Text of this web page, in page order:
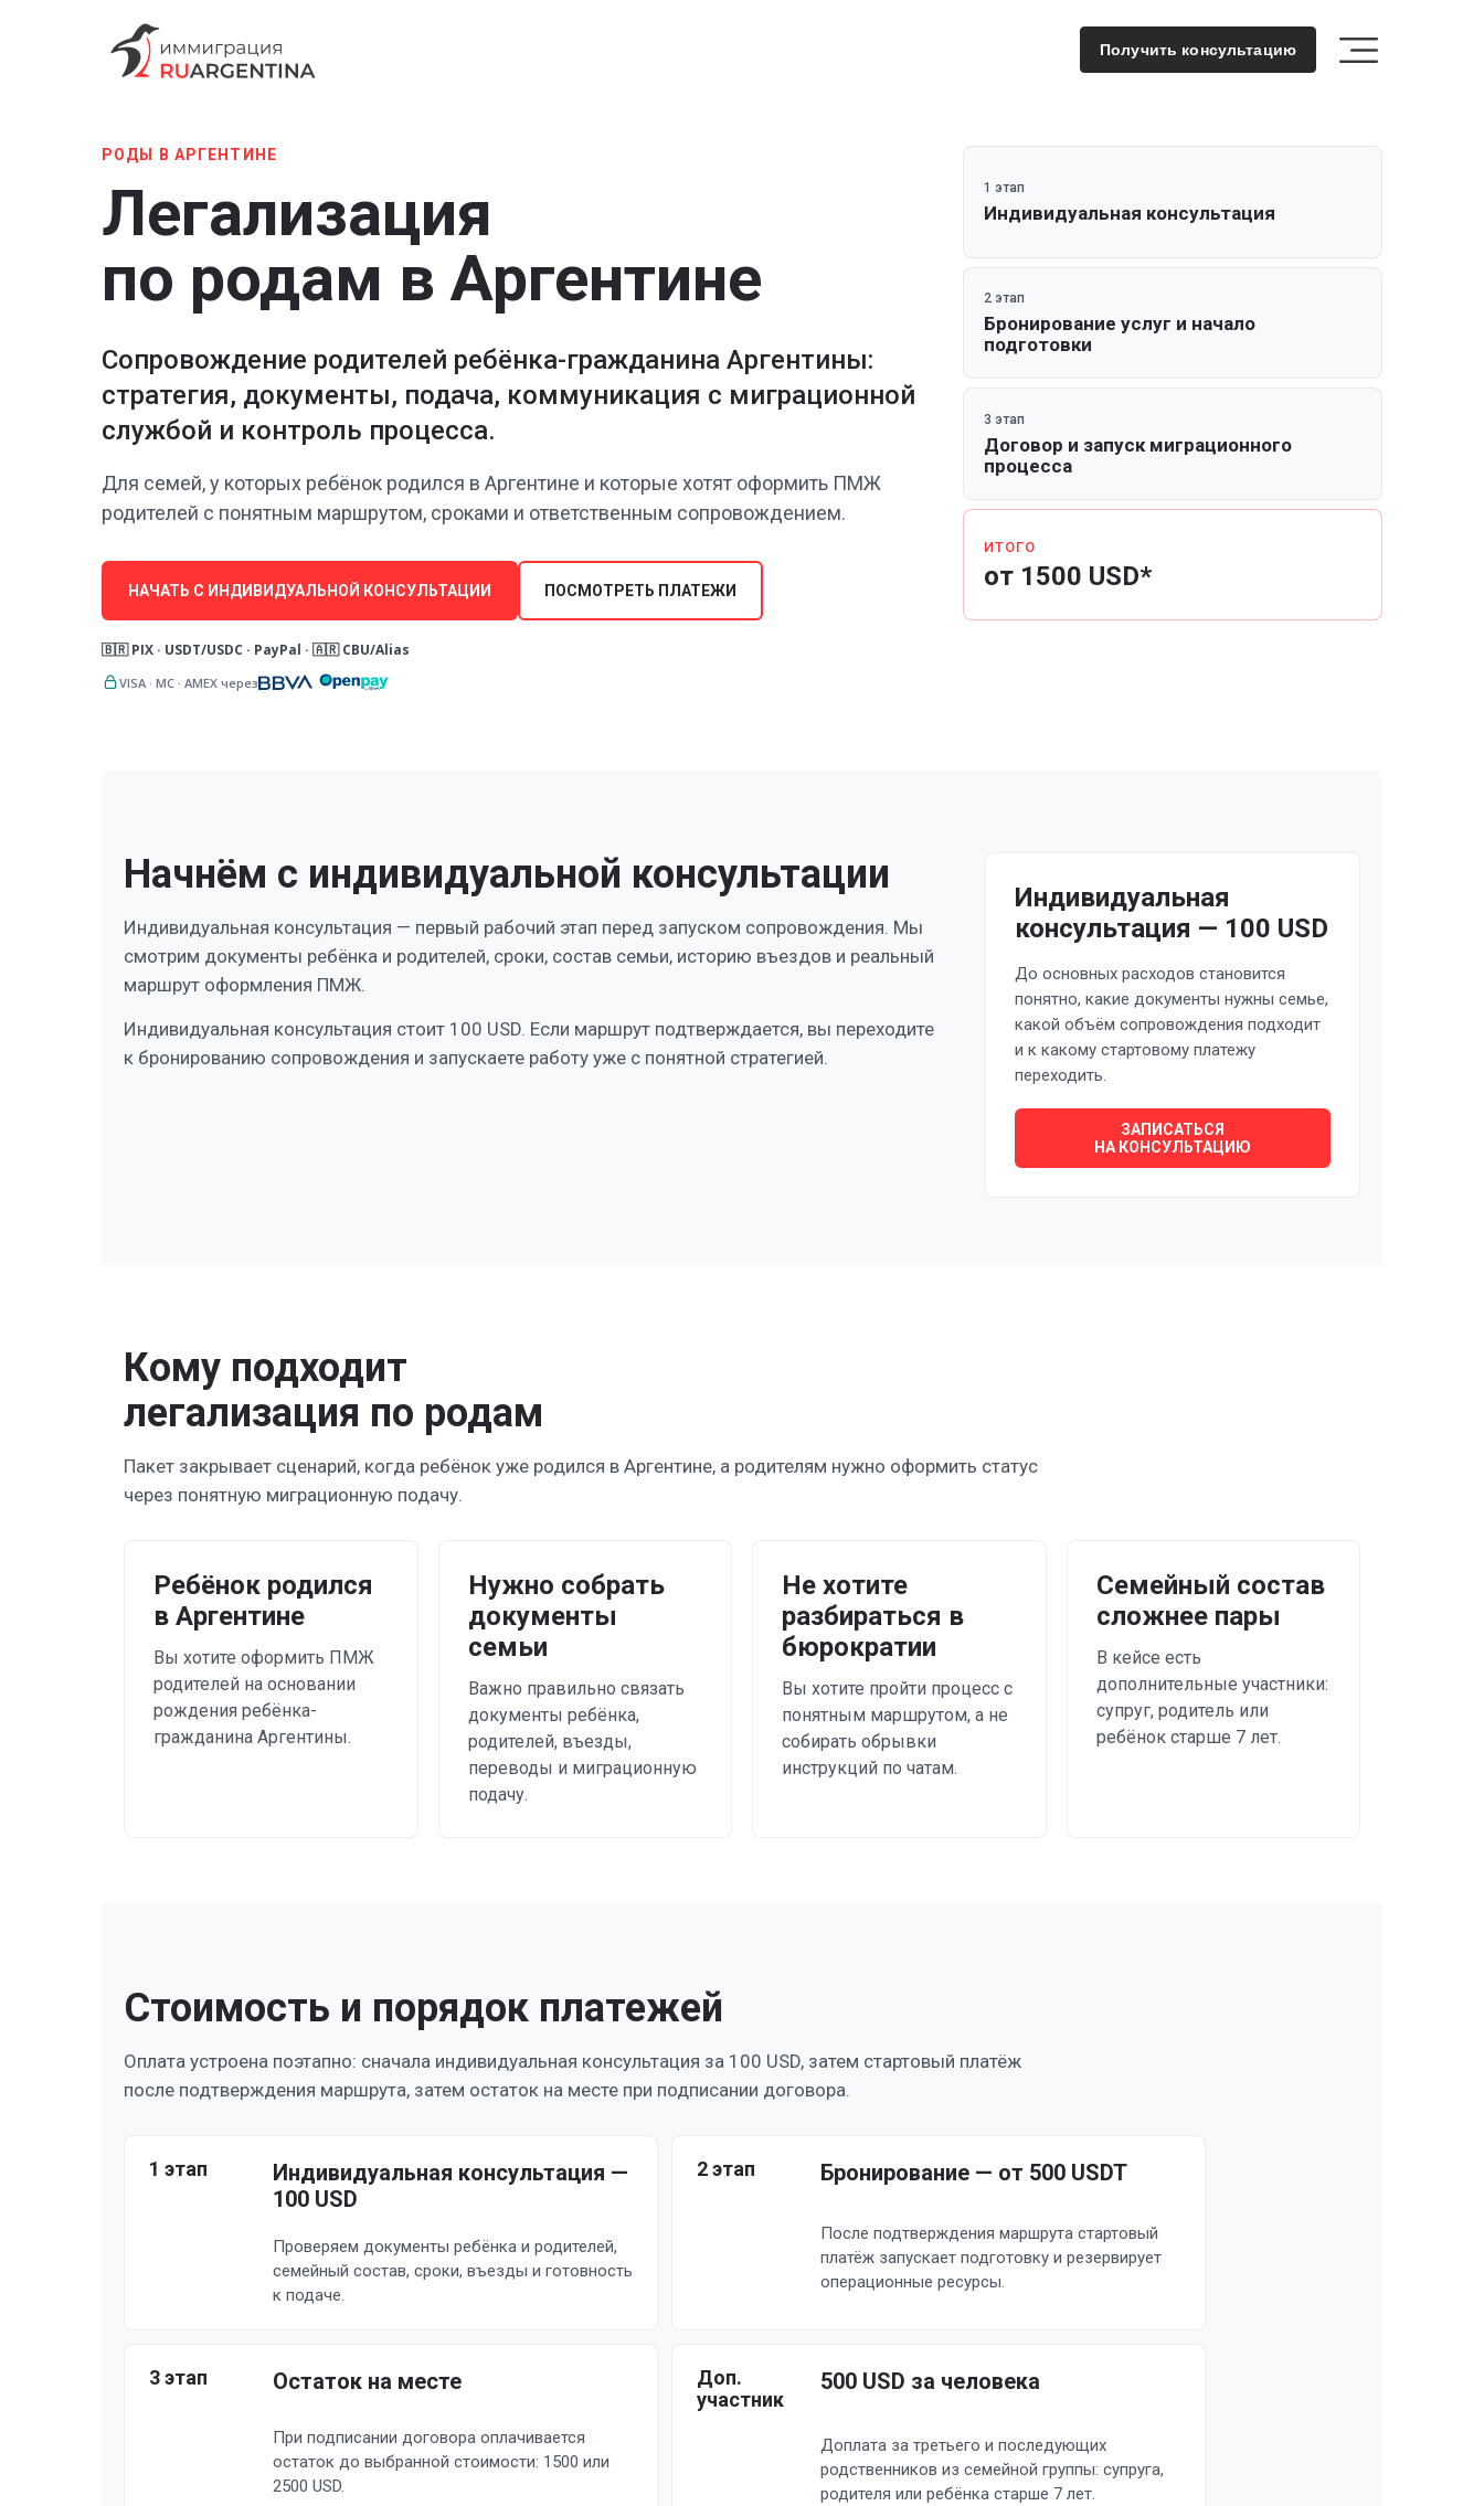
Получить консультацию
РОДЫ В АРГЕНТИНЕ
Легализация
по родам в Аргентине
Сопровождение родителей ребёнка-гражданина Аргентины:
стратегия, документы, подача, коммуникация с миграционной
службой и контроль процесса.
Для семей, у которых ребёнок родился в Аргентине и которые хотят оформить ПМЖ
родителей с понятным маршрутом, сроками и ответственным сопровождением.
НАЧАТЬ С ИНДИВИДУАЛЬНОЙ КОНСУЛЬТАЦИИ ПОСМОТРЕТЬ ПЛАТЕЖИ
🇧🇷 PIX · USDT/USDC · PayPal · 🇦🇷 CBU/Alias
VISA · MC · AMEX через
1 этап
Индивидуальная консультация
2 этап
Бронирование услуг и начало
подготовки
3 этап
Договор и запуск миграционного
процесса
ИТОГО
от 1500 USD*
Начнём с индивидуальной консультации
Индивидуальная консультация — первый рабочий этап перед запуском сопровождения. Мы
смотрим документы ребёнка и родителей, сроки, состав семьи, историю въездов и реальный
маршрут оформления ПМЖ.
Индивидуальная консультация стоит 100 USD. Если маршрут подтверждается, вы переходите
к бронированию сопровождения и запускаете работу уже с понятной стратегией.
Индивидуальная
консультация — 100 USD
До основных расходов становится
понятно, какие документы нужны семье,
какой объём сопровождения подходит
и к какому стартовому платежу
переходить.
ЗАПИСАТЬСЯ
НА КОНСУЛЬТАЦИЮ
Кому подходит
легализация по родам
Пакет закрывает сценарий, когда ребёнок уже родился в Аргентине, а родителям нужно оформить статус
через понятную миграционную подачу.
Ребёнок родился
в Аргентине
Вы хотите оформить ПМЖ
родителей на основании
рождения ребёнка-
гражданина Аргентины.
Нужно собрать
документы
семьи
Важно правильно связать
документы ребёнка,
родителей, въезды,
переводы и миграционную
подачу.
Не хотите
разбираться в
бюрократии
Вы хотите пройти процесс с
понятным маршрутом, а не
собирать обрывки
инструкций по чатам.
Семейный состав
сложнее пары
В кейсе есть
дополнительные участники:
супруг, родитель или
ребёнок старше 7 лет.
Стоимость и порядок платежей
Оплата устроена поэтапно: сначала индивидуальная консультация за 100 USD, затем стартовый платёж
после подтверждения маршрута, затем остаток на месте при подписании договора.
1 этап
Индивидуальная консультация —
100 USD
Проверяем документы ребёнка и родителей,
семейный состав, сроки, въезды и готовность
к подаче.
2 этап Бронирование — от 500 USDT
После подтверждения маршрута стартовый
платёж запускает подготовку и резервирует
операционные ресурсы.
3 этап Остаток на месте
При подписании договора оплачивается
остаток до выбранной стоимости: 1500 или
2500 USD.
Доп.
участник
500 USD за человека
Доплата за третьего и последующих
родственников из семейной группы: супруга,
родителя или ребёнка старше 7 лет.